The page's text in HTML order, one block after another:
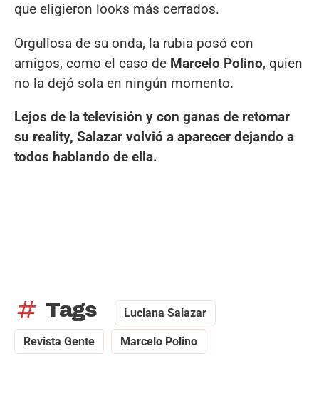
que eligieron looks más cerrados.
Orgullosa de su onda, la rubia posó con
amigos, como el caso de Marcelo Polino, quien
no la dejó sola en ningún momento.
Lejos de la televisión y con ganas de retomar
su reality, Salazar volvió a aparecer dejando a
todos hablando de ella.
tag Tags Luciana Salazar
Revista Gente Marcelo Polino